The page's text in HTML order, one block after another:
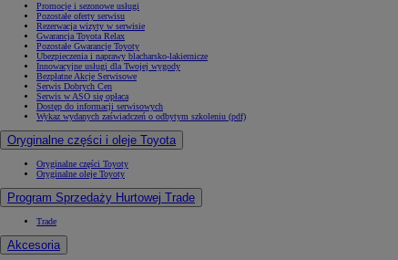
Promocje i sezonowe usługi
Pozostałe oferty serwisu
Rezerwacja wizyty w serwisie
Gwarancja Toyota Relax
Pozostałe Gwarancje Toyoty
Ubezpieczenia i naprawy blacharsko-lakiernicze
Innowacyjne usługi dla Twojej wygody
Bezpłatne Akcje Serwisowe
Serwis Dobrych Cen
Serwis w ASO się opłaca
Dostęp do informacji serwisowych
Wykaz wydanych zaświadczeń o odbytym szkoleniu (pdf)
Oryginalne części i oleje Toyota
Oryginalne części Toyoty
Oryginalne oleje Toyoty
Program Sprzedaży Hurtowej Trade
Trade
Akcesoria